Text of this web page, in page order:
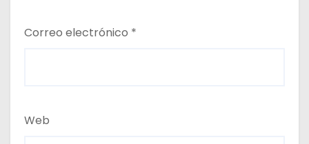
Correo electrónico *
Web